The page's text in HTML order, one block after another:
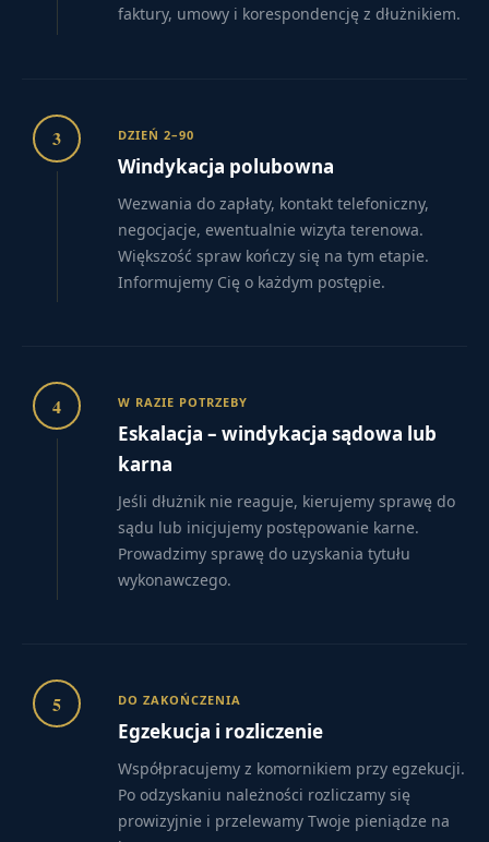
faktury, umowy i korespondencję z dłużnikiem.
3 DZIEŃ 2–90
Windykacja polubowna
Wezwania do zapłaty, kontakt telefoniczny,
negocjacje, ewentualnie wizyta terenowa.
Większość spraw kończy się na tym etapie.
Informujemy Cię o każdym postępie.
4 W RAZIE POTRZEBY
Eskalacja – windykacja sądowa lub
karna
Jeśli dłużnik nie reaguje, kierujemy sprawę do
sądu lub inicjujemy postępowanie karne.
Prowadzimy sprawę do uzyskania tytułu
wykonawczego.
5 DO ZAKOŃCZENIA
Egzekucja i rozliczenie
Współpracujemy z komornikiem przy egzekucji.
Po odzyskaniu należności rozliczamy się
prowizyjnie i przelewamy Twoje pieniądze na